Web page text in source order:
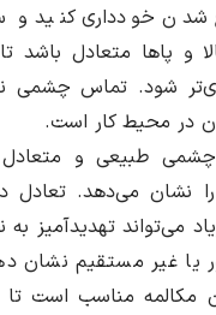
شدن خودداری کنید
و پاها متعادل
شود. تماس چشمی
در محیط کار است.
طبیعی و متعادل
نشان می‌دهد. تعادل
می‌تواند تهدیدآمیز
مکالمه مناسب است